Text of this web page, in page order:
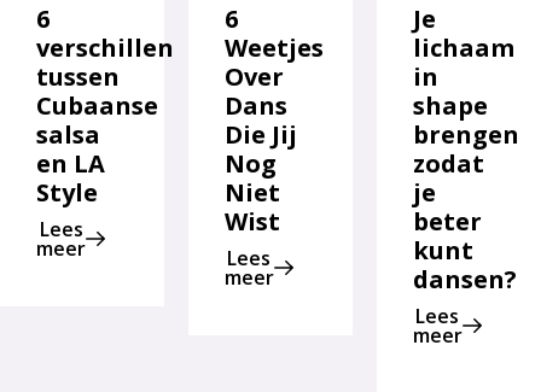
6
verschillen
tussen
Cubaanse
salsa
en LA
Style
Lees
meer
6
Weetjes
Over
Dans
Die Jij
Nog
Niet
Wist
Lees
meer
Je
lichaam
in
shape
brengen
zodat
je
beter
kunt
dansen?
Lees
meer